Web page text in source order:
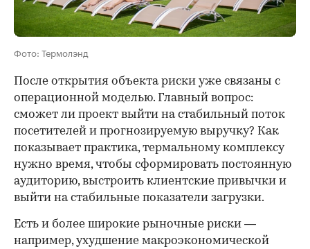
Фото: Термолэнд
После открытия объекта риски уже связаны с
операционной моделью. Главный вопрос:
сможет ли проект выйти на стабильный поток
посетителей и прогнозируемую выручку? Как
показывает практика, термальному комплексу
нужно время, чтобы сформировать постоянную
аудиторию, выстроить клиентские привычки и
выйти на стабильные показатели загрузки.
Есть и более широкие рыночные риски —
например, ухудшение макроэкономической